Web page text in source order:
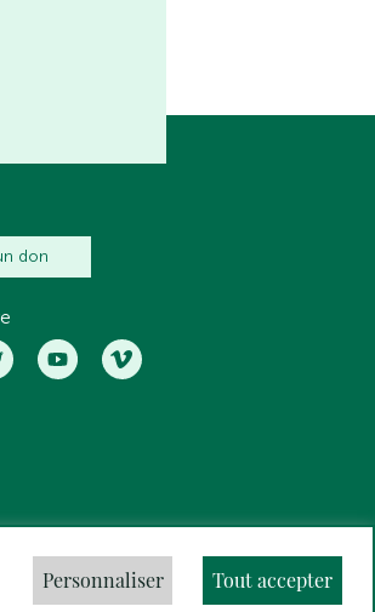
don
Personnaliser Tout accepter